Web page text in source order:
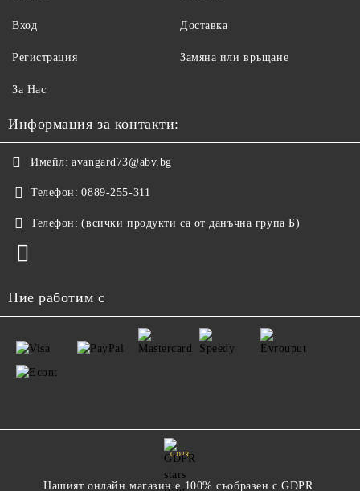
Вход
Регистрация
За Нас
Доставка
Замяна или връщане
Информация за контакти:
Имейл: avangard73@abv.bg
Телефон: 0889-255-311
Телефон: (всички продукти са от данъчна група Б)
Ние работим с
GDPR
Нашият онлайн магазин е 100% съобразен с GDPR.